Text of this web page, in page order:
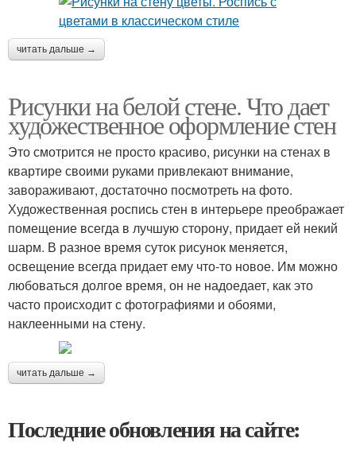
читать дальше →
Рисунки на белой стене. Что дает
художественное оформление стен
Это смотрится не просто красиво, рисунки на стенах в
квартире своими руками привлекают внимание,
завораживают, достаточно посмотреть на фото.
Художественная роспись стен в интерьере преображает
помещение всегда в лучшую сторону, придает ей некий
шарм. В разное время суток рисунок меняется,
освещение всегда придает ему что-то новое. Им можно
любоваться долгое время, он не надоедает, как это
часто происходит с фотографиями и обоями,
наклеенными на стену.
читать дальше →
Последние обновления на сайте: